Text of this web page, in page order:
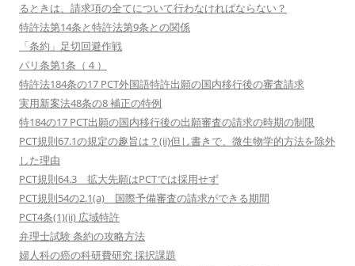
るときは、請求項の全てについて行わなければならない？
特許法第14条と特許法第9条との関係
「条約」足切回避作戦
パリ条第1条（４）
特許法184条の17 PCT外国語特許出願の国内移行後の審査請求
実用新案法48条の8 補正の特例
特184の17 PCT出願の国内移行後の出願審査の請求の時期の制限
PCT規則67.1の規定の趣旨は？(ii)但し書きで、微生物学的方法を除外
した理由
PCT規則64.3 拡大先願はPCTでは採用せず
PCT規則54の2.1(a) 国際予備審査の請求ができる期間
PCT4条(1)(ii) 広域特許
弁理士試験 条約の攻略方法
婦人科の癌の科研費研究 採択課題